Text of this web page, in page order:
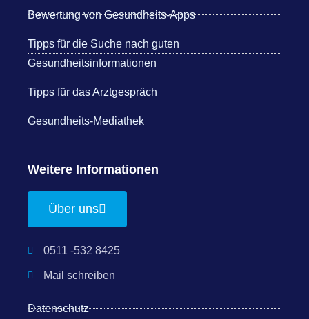
Bewertung von Gesundheits-Apps
Tipps für die Suche nach guten
Gesundheitsinformationen
Tipps für das Arztgespräch
Gesundheits-Mediathek
Weitere Informationen
Über uns
0511 -532 8425
Mail schreiben
Datenschutz